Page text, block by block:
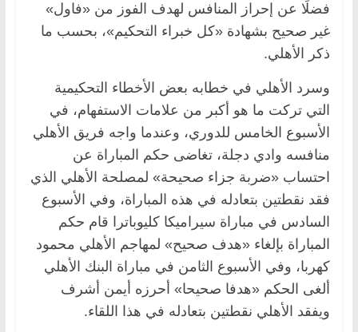
فضلًا عن إحراز المنافس لهدف الفوز من «فاول»
غير صحيح بشهادة «كل خبراء التحكيم»، بحسب ما
ذكر الأهلي.
وسرد الأهلي في خطابه بعض الأخطاء التحكيمية
التي تركت ما هو أكبر من علامات الاستفهام، في
الأسبوع الخامس للدوري، وعندما واجه فريق الأهلي
منافسه وادي دجلة، تغاضى حكم المباراة عن
احتساب «ضربة جزاء صحيحة» لمصلحة الأهلي الذي
فقد نقطتين بتعادله في هذه المباراة، وفي الأسبوع
السادس في مباراة سيراميكا كليوباترا قام حكم
المباراة بإلغاء «هدف صحيح» لمهاجم الأهلي محمود
كهربا، وفي الأسبوع الثامن في مباراة البنك الأهلي
ألغى الحكم «هدفا صحيحا» أحرزه أيمن أشرف
ويفقد الأهلي نقطتين بتعادله في هذا اللقاء.